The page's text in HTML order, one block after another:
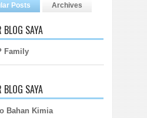
Posts Archives
BLOG SAYA
Family
BLOG SAYA
Bahan Kimia